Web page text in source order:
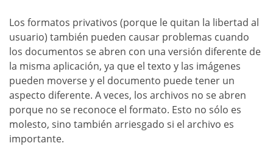
Los formatos privativos (porque le quitan la libertad al
usuario) también pueden causar problemas cuando
los documentos se abren con una versión diferente de
la misma aplicación, ya que el texto y las imágenes
pueden moverse y el documento puede tener un
aspecto diferente. A veces, los archivos no se abren
porque no se reconoce el formato. Esto no sólo es
molesto, sino también arriesgado si el archivo es
importante.